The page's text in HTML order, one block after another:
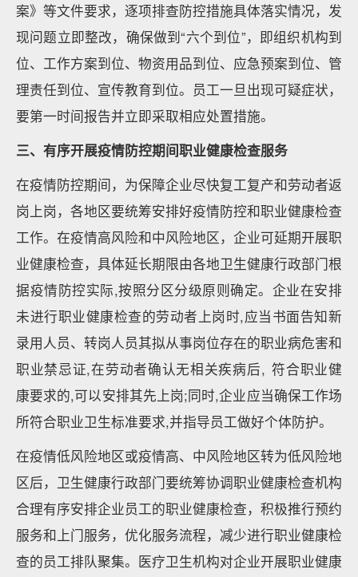
案》等文件要求，逐项排查防控措施具体落实情况，发
现问题立即整改，确保做到“六个到位”，即组织机构到
位、工作方案到位、物资用品到位、应急预案到位、管
理责任到位、宣传教育到位。员工一旦出现可疑症状，
要第一时间报告并立即采取相应处置措施。
三、有序开展疫情防控期间职业健康检查服务
在疫情防控期间，为保障企业尽快复工复产和劳动者返
岗上岗，各地区要统筹安排好疫情防控和职业健康检查
工作。在疫情高风险和中风险地区，企业可延期开展职
业健康检查，具体延长期限由各地卫生健康行政部门根
据疫情防控实际,按照分区分级原则确定。企业在安排
未进行职业健康检查的劳动者上岗时,应当书面告知新
录用人员、转岗人员其拟从事岗位存在的职业病危害和
职业禁忌证,在劳动者确认无相关疾病后, 符合职业健
康要求的,可以安排其先上岗;同时,企业应当确保工作场
所符合职业卫生标准要求,并指导员工做好个体防护。
在疫情低风险地区或疫情高、中风险地区转为低风险地
区后，卫生健康行政部门要统筹协调职业健康检查机构
合理有序安排企业员工的职业健康检查，积极推行预约
服务和上门服务，优化服务流程，减少进行职业健康检
查的员工排队聚集。医疗卫生机构对企业开展职业健康